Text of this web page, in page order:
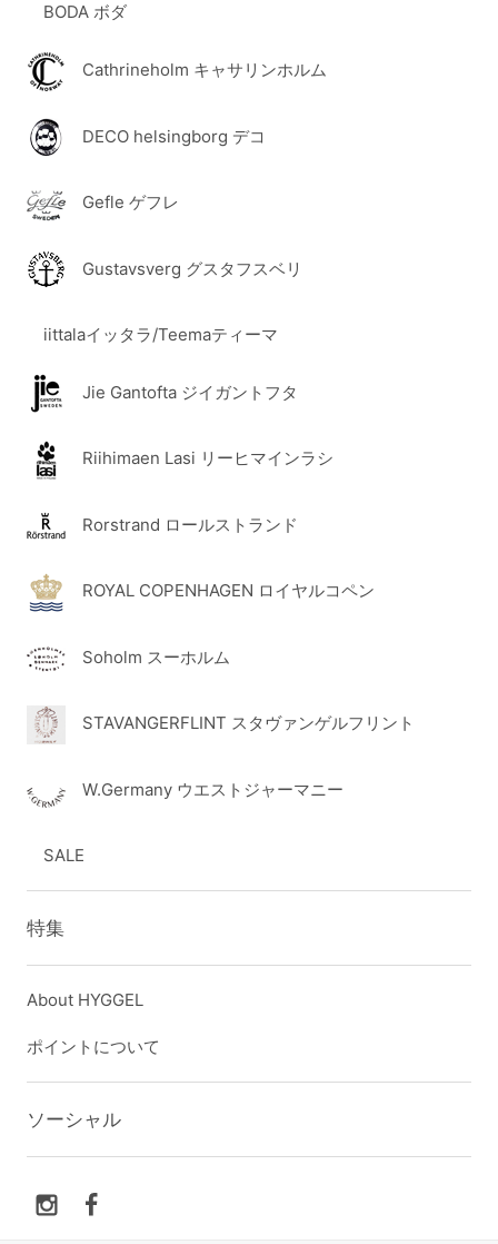
BODA ボダ
Cathrineholm キャサリンホルム
DECO helsingborg デコ
Gefle ゲフレ
Gustavsverg グスタフスベリ
iittalaイッタラ/Teemaティーマ
Jie Gantofta ジイガントフタ
Riihimaen Lasi リーヒマインラシ
Rorstrand ロールストランド
ROYAL COPENHAGEN ロイヤルコペン
Soholm スーホルム
STAVANGERFLINT スタヴァンゲルフリント
W.Germany ウエストジャーマニー
SALE
特集
About HYGGEL
ポイントについて
ソーシャル